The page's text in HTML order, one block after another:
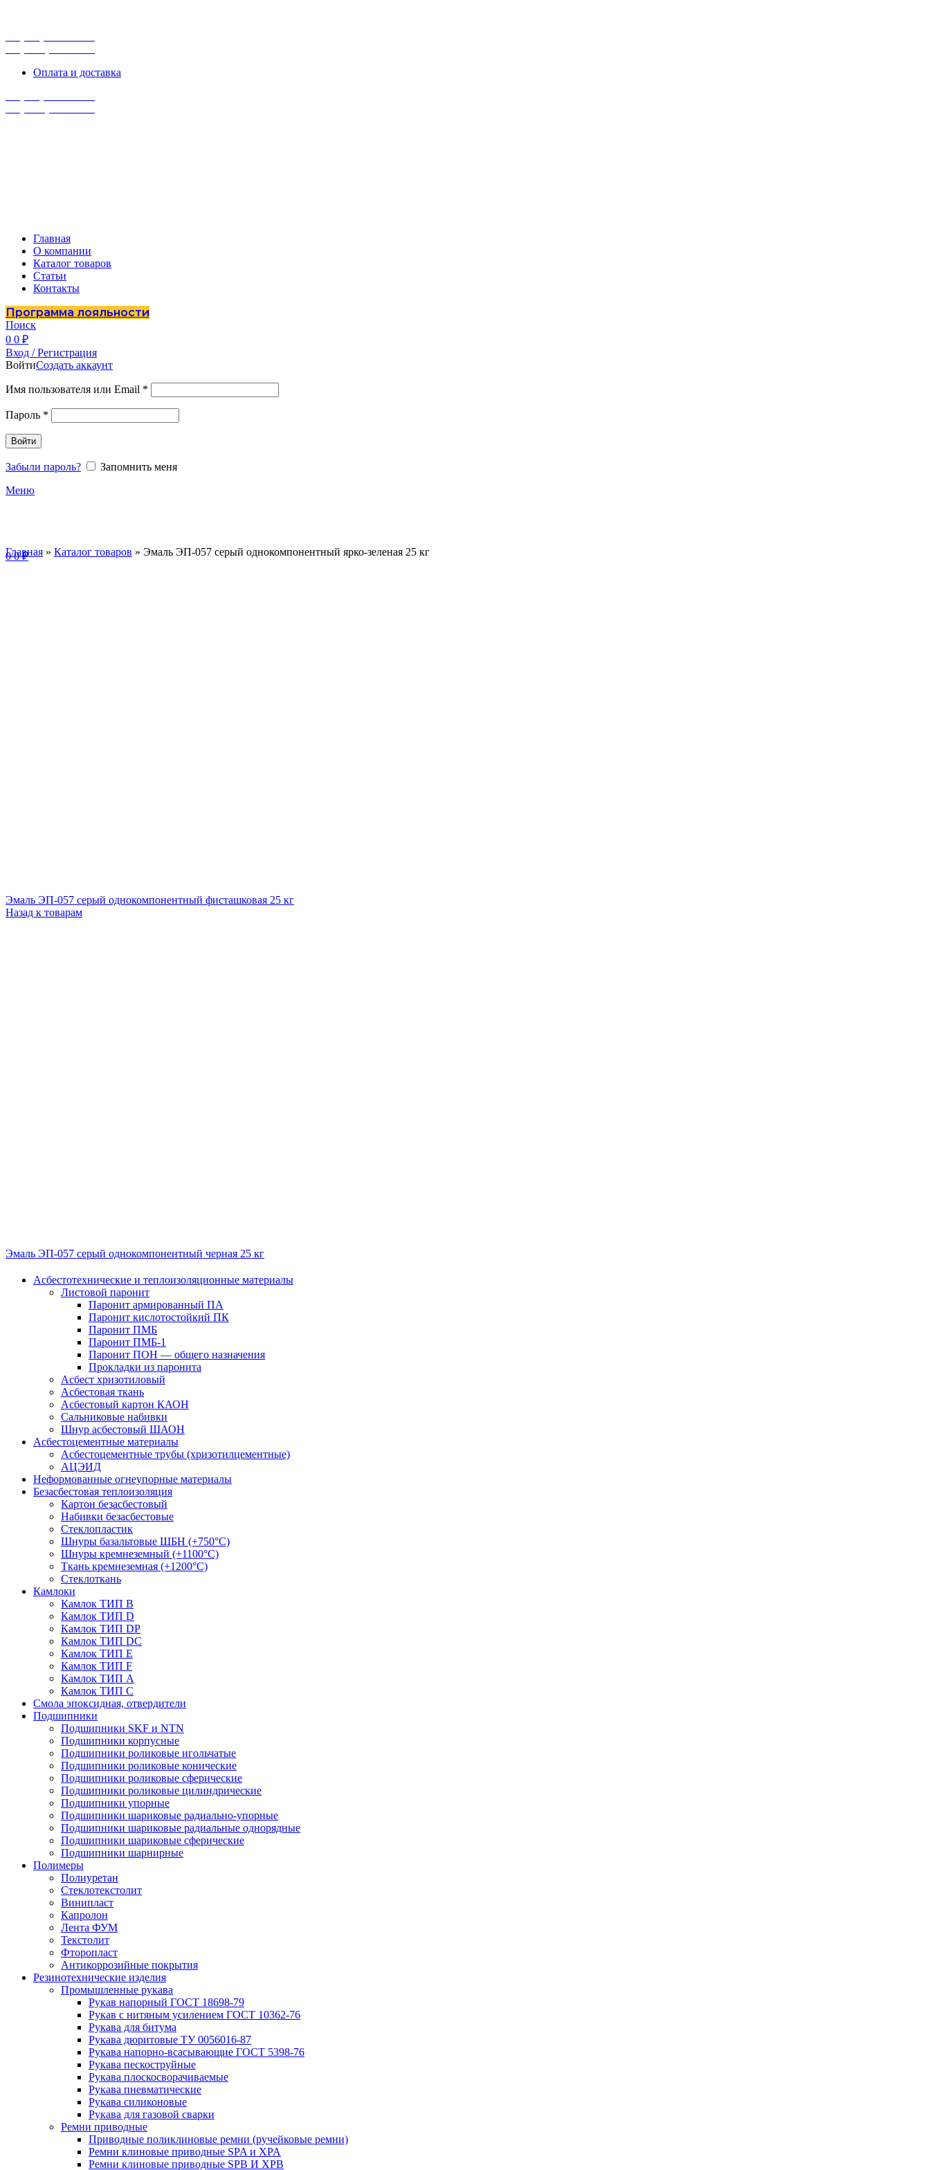
Оплата и доставка
Главная
О компании
Каталог товаров
Статьи
Контакты
Программа лояльности
Поиск
0 0 ₽
Вход / Регистрация
ВойтиСоздать аккаунт
Имя пользователя или Email *
Пароль *
Войти
Забыли пароль?
Запомнить меня
Меню
00₽
Главная » Каталог товаров » Эмаль ЭП-057 серый однокомпонентный ярко-зеленая 25 кг
Эмаль ЭП-057 серый однокомпонентный фисташковая 25 кг
Назад к товарам
Эмаль ЭП-057 серый однокомпонентный черная 25 кг
Асбестотехнические и теплоизоляционные материалы
Листовой паронит
Паронит армированный ПА
Паронит кислотостойкий ПК
Паронит ПМБ
Паронит ПМБ-1
Паронит ПОН — общего назначения
Прокладки из паронита
Асбест хризотиловый
Асбестовая ткань
Асбестовый картон КАОН
Сальниковые набивки
Шнур асбестовый ШАОН
Асбестоцементные материалы
Асбестоцементные трубы (хризотилцементные)
АЦЭИД
Неформованные огнеупорные материалы
Безасбестовая теплоизоляция
Картон безасбестовый
Набивки безасбестовые
Стеклопластик
Шнуры базальтовые ШБН (+750°С)
Шнуры кремнеземный (+1100°С)
Ткань кремнеземная (+1200°С)
Стеклоткань
Камлоки
Камлок ТИП B
Камлок ТИП D
Камлок ТИП DP
Камлок ТИП DС
Камлок ТИП E
Камлок ТИП F
Камлок ТИП А
Камлок ТИП С
Смола эпоксидная, отвердители
Подшипники
Подшипники SKF и NTN
Подшипники корпусные
Подшипники роликовые игольчатые
Подшипники роликовые конические
Подшипники роликовые сферические
Подшипники роликовые цилиндрические
Подшипники упорные
Подшипники шариковые радиально-упорные
Подшипники шариковые радиальные однорядные
Подшипники шариковые сферические
Подшипники шарнирные
Полимеры
Полиуретан
Стеклотекстолит
Винипласт
Капролон
Лента ФУМ
Текстолит
Фторопласт
Антикоррозийные покрытия
Резинотехнические изделия
Промышленные рукава
Рукав напорный ГОСТ 18698-79
Рукав с нитяным усилением ГОСТ 10362-76
Рукава для битума
Рукава дюритовые ТУ 0056016-87
Рукава напорно-всасывающие ГОСТ 5398-76
Рукава пескоструйные
Рукава плоскосворачиваемые
Рукава пневматические
Рукава силиконовые
Рукава для газовой сварки
Ремни приводные
Приводные поликлиновые ремни (ручейковые ремни)
Ремни клиновые приводные SPA и XPA
Ремни клиновые приводные SPB И XPB